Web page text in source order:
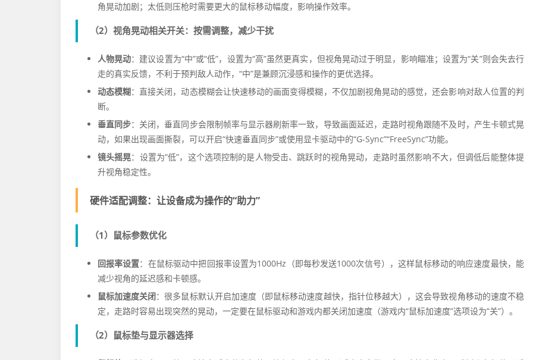
角晃动加剧；太低则压枪时需要更大的鼠标移动幅度，影响操作效率。
（2）视角晃动相关开关：按需调整，减少干扰
人物晃动：建议设置为“中”或“低”，设置为“高”虽然更真实，但视角晃动过于明显，影响瞄准；设置为“关”则会失去行
走的真实反馈，不利于预判敌人动作，“中”是兼顾沉浸感和操作的更优选择。
动态模糊：直接关闭，动态模糊会让快速移动的画面变得模糊，不仅加剧视角晃动的感觉，还会影响对敌人位置的判
断。
垂直同步：关闭，垂直同步会限制帧率与显示器刷新率一致，导致画面延迟，走路时视角跟随不及时，产生卡顿式晃
动，如果出现画面撕裂，可以开启“快速垂直同步”或使用显卡驱动中的“G-Sync”“FreeSync”功能。
镜头摇晃：设置为“低”，这个选项控制的是人物受击、跳跃时的视角晃动，走路时虽然影响不大，但调低后能整体提
升视角稳定性。
硬件适配调整：让设备成为操作的“助力”
（1）鼠标参数优化
回报率设置：在鼠标驱动中把回报率设置为1000Hz（即每秒发送1000次信号），这样鼠标移动的响应速度最快，能
减少视角的延迟感和卡顿感。
鼠标加速度关闭：很多鼠标默认开启加速度（即鼠标移动速度越快，指针位移越大），这会导致视角移动的速度不稳
定，走路时容易出现突然的晃动，一定要在鼠标驱动和游戏内都关闭加速度（游戏内“鼠标加速度”选项设为“关”）。
（2）鼠标垫与显示器选择